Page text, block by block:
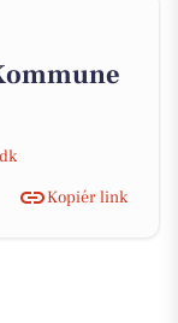
Kopiér link